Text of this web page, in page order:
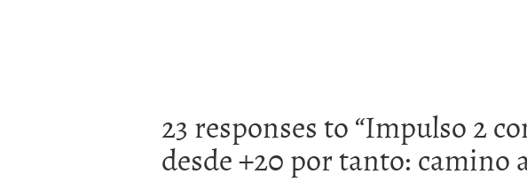
23 responses to “Impulso 2
desde +20 por tanto: camino